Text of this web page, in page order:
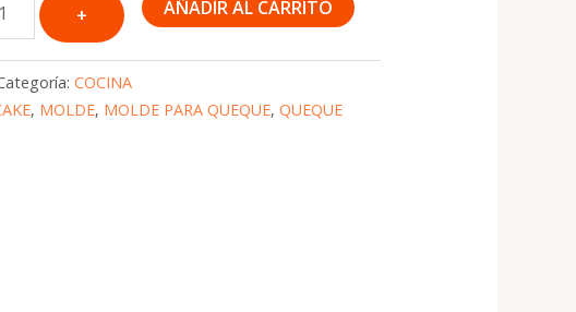
AÑADIR AL CARRITO
COCINA
, MOLDE, MOLDE PARA QUEQUE,QUEQUE